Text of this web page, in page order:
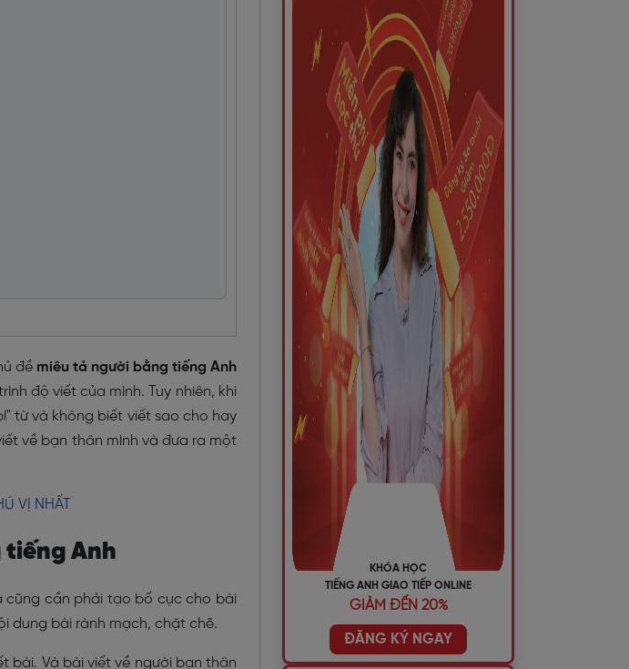
đề miêu tả người bằng tiếng Anh
độ viết của mình. Tuy nhiên, khi
từ và không biết viết sao cho hay
về bạn thân mình và đưa ra một
VỊ NHẤT
tiếng Anh
cần phải tạo bố cục cho bài
dung bài rành mạch, chặt chẽ.
bài. Và bài viết về người bạn thân
KHÓA HỌC
TIẾNG ANH GIAO TIẾP ONLINE
GIẢM ĐẾN 20%
ĐĂNG KÝ NGAY